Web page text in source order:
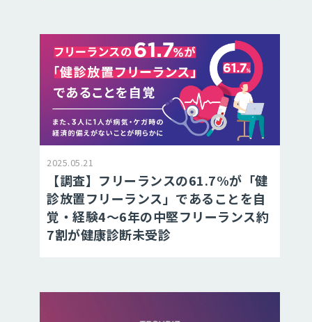
2025.05.21
【調査】フリーランスの61.7%が「健
診放置フリーランス」であることを自
覚・経験4～6年の中堅フリーランス約
7割が健康診断未受診